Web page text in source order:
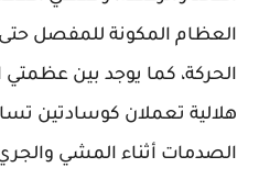
العظام المكونة للمفصل
الحركة، كما يوجد بين
هلالية تعملان كوسادتين
الصدمات أثناء المشي